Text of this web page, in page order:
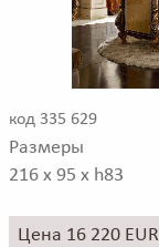
код 335 629
Размеры
216 x 95 x h83
Цена 16 220 EUR